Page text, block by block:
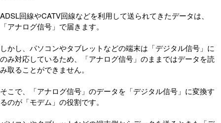
ADSL回線やCATV回線などを利用して送られてきたデータは、
「アナログ信号」で届きます。
しかし、パソコンやタブレットなどの端末は「デジタル信号」に
のみ対応しているため、「アナログ信号」のままではデータを読
み取ることができません。
そこで、「アナログ信号」のデータを「デジタル信号」に変換す
るのが「モデム」の役割です。